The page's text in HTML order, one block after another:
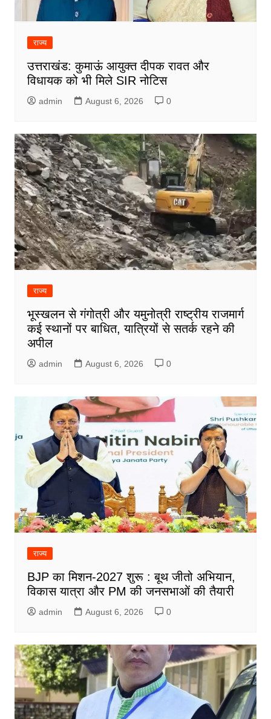
राज्य
उत्तराखंड: कुमाऊं आयुक्त दीपक रावत और
विधायक को भी मिले SIR नोटिस
admin August 6, 2026 0
राज्य
भूस्खलन से गंगोत्री और यमुनोत्री राष्ट्रीय राजमार्ग
कई स्थानों पर बाधित, यात्रियों से सतर्क रहने की
अपील
admin August 6, 2026 0
राज्य
BJP का मिशन-2027 शुरू : बूथ जीतो अभियान,
विकास यात्रा और PM की जनसभाओं की तैयारी
admin August 6, 2026 0